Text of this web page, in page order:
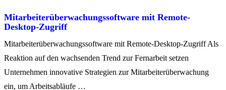
Mitarbeiterüberwachungssoftware mit Remote-
Desktop-Zugriff
Mitarbeiterüberwachungssoftware mit Remote-Desktop-Zugriff Als
Reaktion auf den wachsenden Trend zur Fernarbeit setzen
Unternehmen innovative Strategien zur Mitarbeiterüberwachung
ein, um Arbeitsabläufe …